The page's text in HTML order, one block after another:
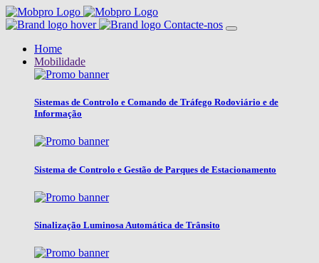
Contacte-nos
Home
Mobilidade
Sistemas de Controlo e Comando de Tráfego Rodoviário e de
Informação
Sistema de Controlo e Gestão de Parques de Estacionamento
Sinalização Luminosa Automática de Trânsito